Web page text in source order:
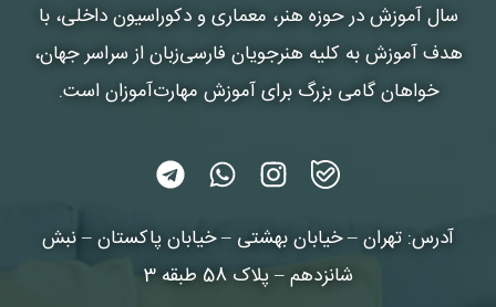
سال آموزش در حوزه هنر، معماری و دکوراسیون داخلی، با
هدف آموزش به کلیه هنرجویان فارسی‌زبان از سراسر جهان،
خواهان گامی بزرگ برای آموزش مهارت‌آموزان است.
آدرس: تهران – خیابان بهشتی – خیابان پاکستان – نبش
شانزدهم – پلاک 58 طبقه 3